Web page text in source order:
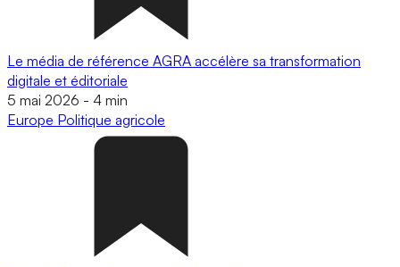
Le média de référence AGRA accélère sa transformation
digitale et éditoriale
5 mai 2026 - 4 min
Europe Politique agricole